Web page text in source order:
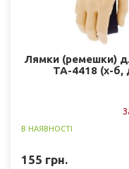
Лямки (ремешки)
TA-4418 (х-б,
В НАЯВНОСТІ
155 грн.